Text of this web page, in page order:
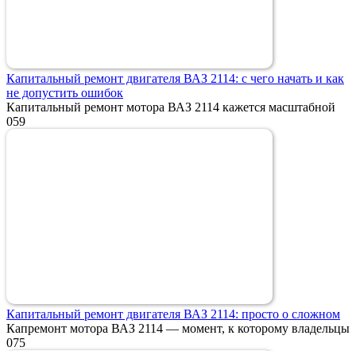
Капитальный ремонт двигателя ВАЗ 2114: с чего начать и как
не допустить ошибок
Капитальный ремонт мотора ВАЗ 2114 кажется масштабной
059
Капитальный ремонт двигателя ВАЗ 2114: просто о сложном
Капремонт мотора ВАЗ 2114 — момент, к которому владельцы
075